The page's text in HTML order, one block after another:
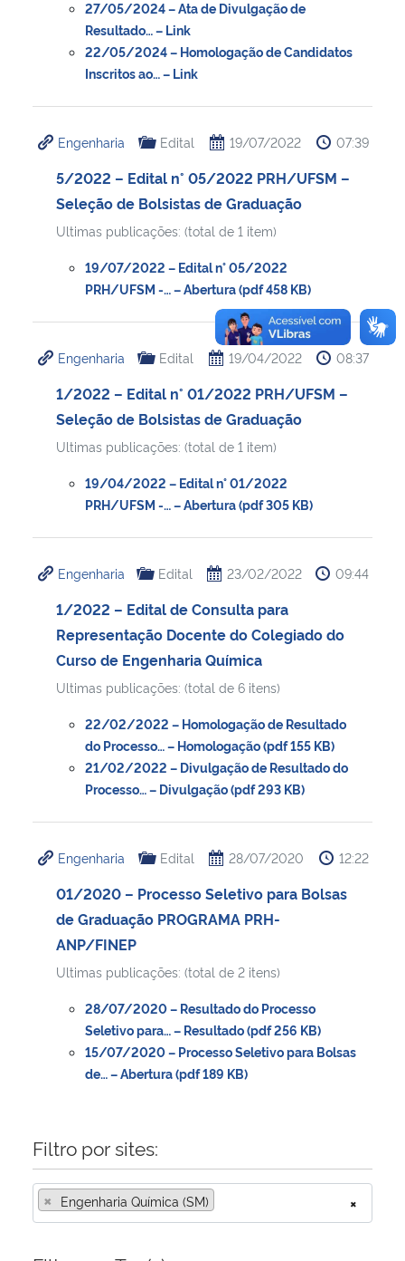
27/05/2024 – Ata de Divulgação de
Resultado… – Link
22/05/2024 – Homologação de Candidatos
Inscritos ao… – Link
Engenharia Edital 19/07/2022 07:39
5/2022 – Edital n° 05/2022 PRH/UFSM –
Seleção de Bolsistas de Graduação
Ultimas publicações: (total de 1 item)
19/07/2022 – Edital n° 05/2022
PRH/UFSM -… – Abertura (pdf 458 KB)
Engenharia Edital 19/04/2022 08:37
1/2022 – Edital n° 01/2022 PRH/UFSM –
Seleção de Bolsistas de Graduação
Ultimas publicações: (total de 1 item)
19/04/2022 – Edital n° 01/2022
PRH/UFSM -… – Abertura (pdf 305 KB)
Engenharia Edital 23/02/2022 09:44
1/2022 – Edital de Consulta para
Representação Docente do Colegiado do
Curso de Engenharia Química
Ultimas publicações: (total de 6 itens)
22/02/2022 – Homologação de Resultado
do Processo… – Homologação (pdf 155 KB)
21/02/2022 – Divulgação de Resultado do
Processo… – Divulgação (pdf 293 KB)
Engenharia Edital 28/07/2020 12:22
01/2020 – Processo Seletivo para Bolsas
de Graduação PROGRAMA PRH-
ANP/FINEP
Ultimas publicações: (total de 2 itens)
28/07/2020 – Resultado do Processo
Seletivo para… – Resultado (pdf 256 KB)
15/07/2020 – Processo Seletivo para Bolsas
de… – Abertura (pdf 189 KB)
Filtro por sites:
×
× Engenharia Química (SM)